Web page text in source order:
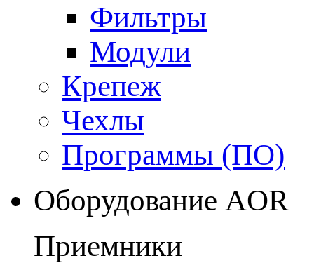
Фильтры
Модули
Крепеж
Чехлы
Программы (ПО)
Оборудование AOR
Приемники